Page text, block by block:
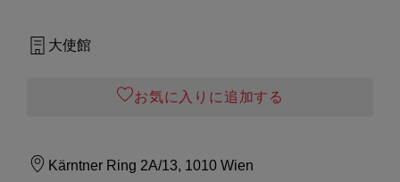
大使館
お気に入りに追加する
Kärntner Ring 2A/13, 1010 Wien